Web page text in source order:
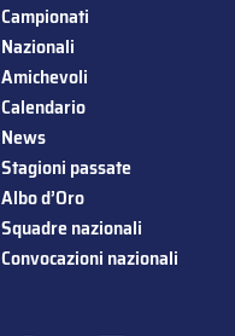
Campionati
Nazionali
Amichevoli
Calendario
News
Stagioni passate
Albo d’Oro
Squadre nazionali
Convocazioni nazionali